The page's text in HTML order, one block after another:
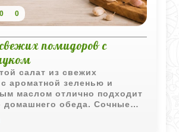
0 0
помидоров с
салат из свежих
ароматной зеленью и
маслом отлично подходит
домашнего обеда. Сочные
лук создают
сочетание с ярким летним